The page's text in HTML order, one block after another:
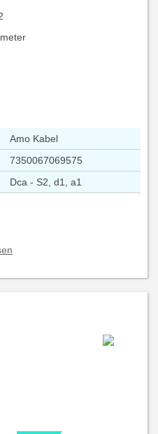
Amo Kabel
7350067069575
Dca - S2, d1, a1